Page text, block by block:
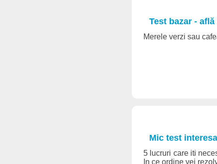
Test bazar -
Merele verzi sau
Mic test
5 lucruri care iti
In ce ordine vei